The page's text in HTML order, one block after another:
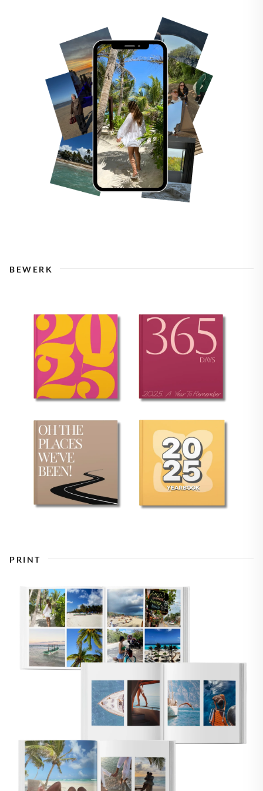
BEWERK
PRINT